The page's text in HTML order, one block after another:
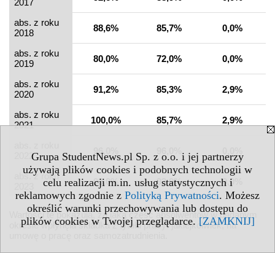
Grupa StudentNews.pl Sp. z o.o. i jej partnerzy
używają plików cookies i podobnych technologii w
celu realizacji m.in. usług statystycznych i
reklamowych zgodnie z Polityką Prywatności. Możesz
określić warunki przechowywania lub dostępu do
plików cookies w Twojej przeglądarce. [ZAMKNIJ]
abs. z roku
2018
88,6% 85,7% 0,0%
abs. z roku
2019
80,0% 72,0% 0,0%
abs. z roku
2020
91,2% 85,3% 2,9%
abs. z roku
2021
100,0% 85,7% 2,9%
2022
96,0%
abs. z roku
93,0% 93,0% 0,0%
Wartości te pokazują, za jaką część absolwentów w badanym
okresie wpłynęła składka z tytułu pracy: jakiejkolwiek, na